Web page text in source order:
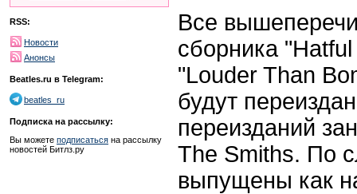
RSS:
Новости
Анонсы
Beatles.ru в Telegram:
beatles_ru
Подписка на рассылку:
Вы можете подписаться на рассылку
новостей Битлз.ру
Все
сборника
"Louder Than
будут
переизданий
The Smiths. По
выпущены как